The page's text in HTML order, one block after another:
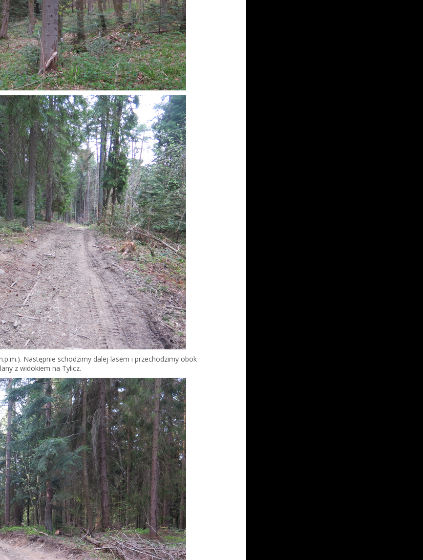
Następnie schodzimy dalej lasem i przechodzimy obok
z widokiem na Tylicz.